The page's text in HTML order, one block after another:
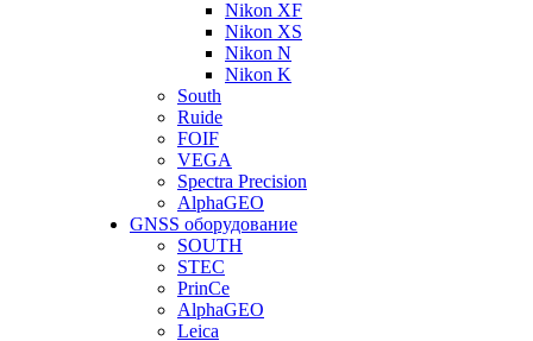
Nikon XF
Nikon XS
Nikon N
Nikon K
South
Ruide
FOIF
VEGA
Spectra Precision
AlphaGEO
GNSS оборудование
SOUTH
STEC
PrinCe
AlphaGEO
Leica